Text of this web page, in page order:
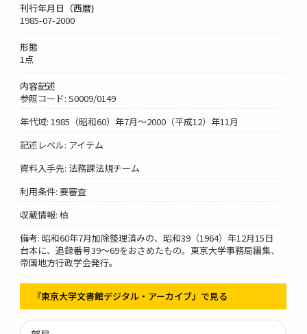
刊行年月日（西暦)
1985-07-2000
形態
1点
内容記述
参照コード: S0009/0149
年代域: 1985（昭和60）年7月～2000（平成12）年11月
記述レベル: アイテム
資料入手先: 法務課法規チーム
利用条件: 要審査
収蔵情報: 柏
備考: 昭和60年7月加除整理済みの、昭和39（1964）年12月15日
台本に、追録番号39～69をおさめたもの。東京大学事務局編集、
帝国地方行政学会発行。
『東京大学文書館デジタル・アーカイブ』で見る